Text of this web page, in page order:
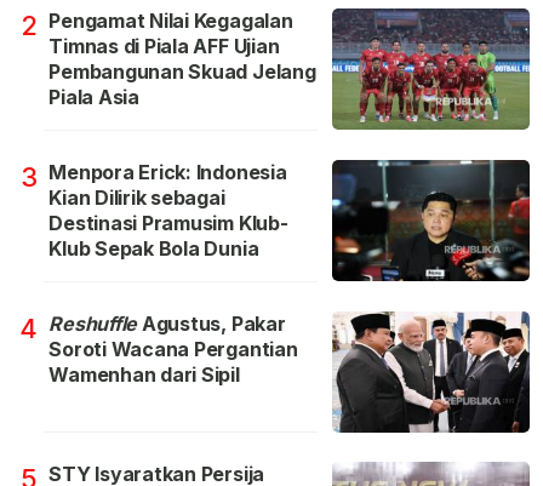
2 Pengamat Nilai Kegagalan
Timnas di Piala AFF Ujian
Pembangunan Skuad Jelang
Piala Asia
3 Menpora Erick: Indonesia
Kian Dilirik sebagai
Destinasi Pramusim Klub-
Klub Sepak Bola Dunia
4 ReshuffleAgustus, Pakar
Soroti Wacana Pergantian
Wamenhan dari Sipil
5 STY Isyaratkan Persija